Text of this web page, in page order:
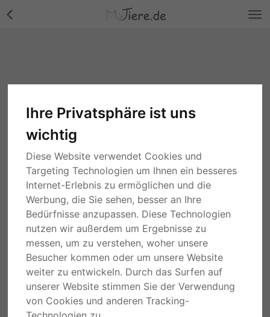
Ihre Privatsphäre ist uns
wichtig
Diese Website verwendet Cookies und
Targeting Technologien um Ihnen ein besseres
Internet-Erlebnis zu ermöglichen und die
Werbung, die Sie sehen, besser an Ihre
Bedürfnisse anzupassen. Diese Technologien
nutzen wir außerdem um Ergebnisse zu
messen, um zu verstehen, woher unsere
Besucher kommen oder um unsere Website
weiter zu entwickeln. Durch das Surfen auf
unserer Website stimmen Sie der Verwendung
von Cookies und anderen Tracking-